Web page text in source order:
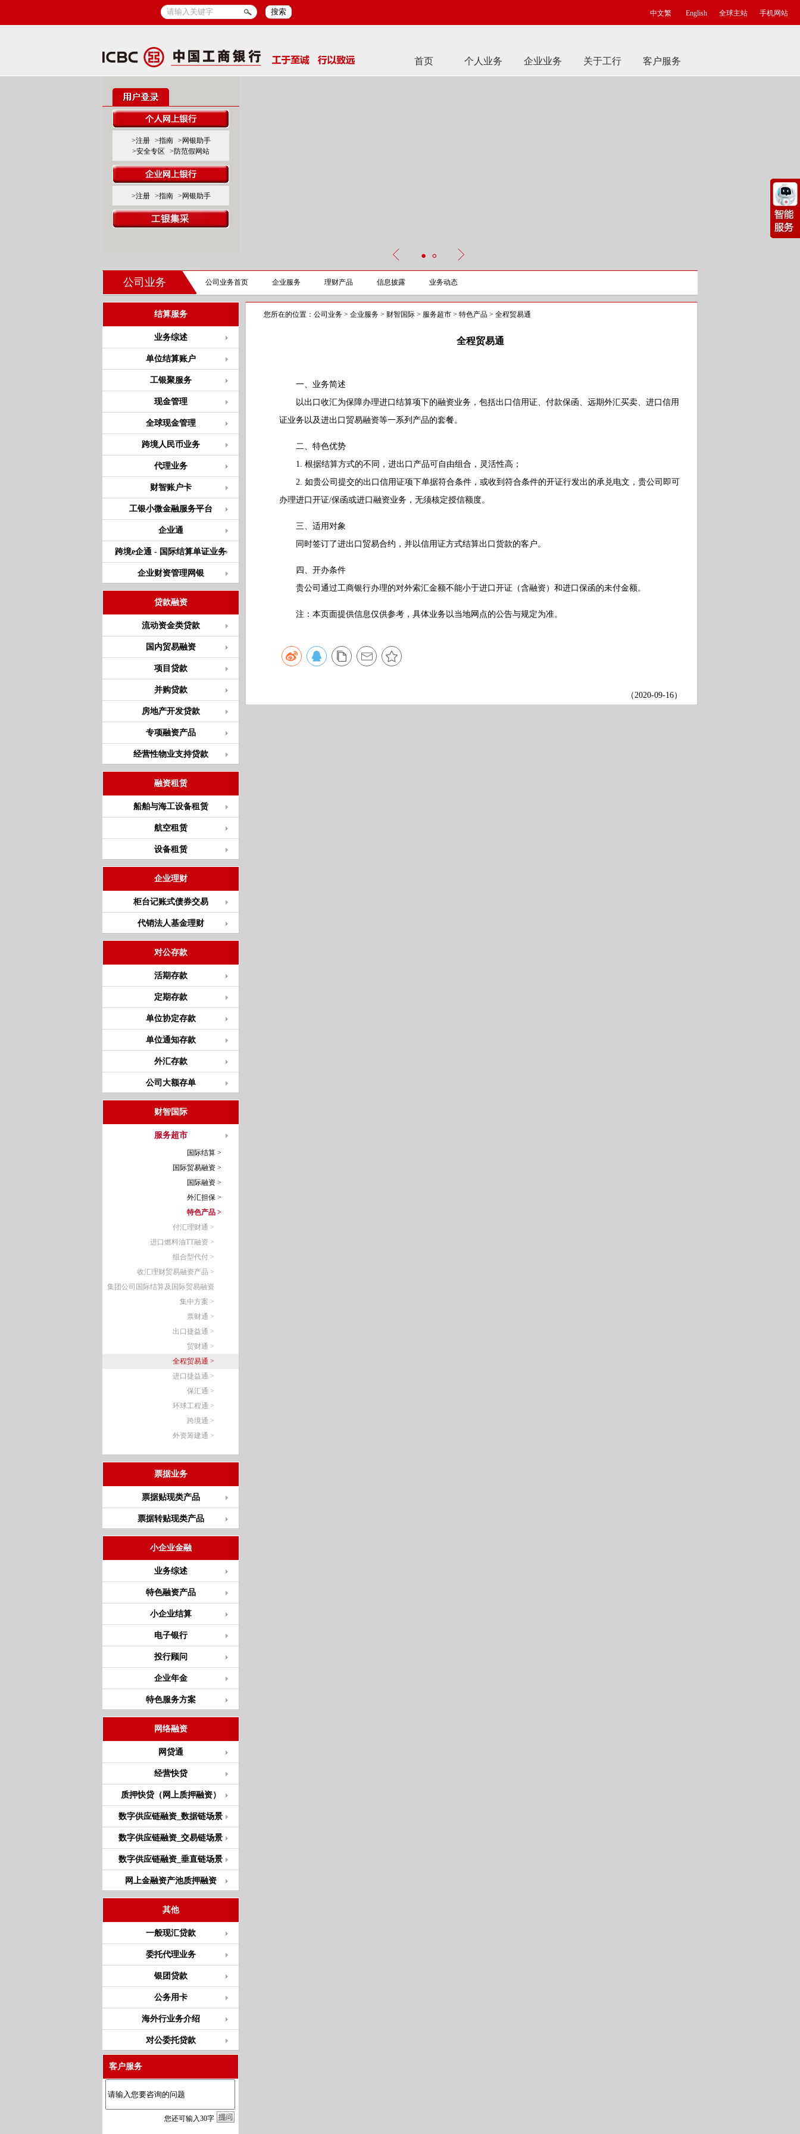
搜索 中文繁 English 全球主站 手机网站
首页 个人业务 企业业务 关于工行 客户服务
>注册 >指南
>网银助手
>安全专区
>防范假网站
>注册 >指南 >网银助手
公司业务 公司业务首页 企业服务 理财产品 信息披露 业务动态
结算服务
业务综述
单位结算账户
工银聚服务
现金管理
全球现金管理
跨境人民币业务
代理业务
财智账户卡
工银小微金融服务平台
企业通
跨境e企通 - 国际结算单证业务
企业财资管理网银
贷款融资
流动资金类贷款
国内贸易融资
项目贷款
并购贷款
房地产开发贷款
专项融资产品
经营性物业支持贷款
融资租赁
船舶与海工设备租赁
航空租赁
设备租赁
企业理财
柜台记账式债券交易
代销法人基金理财
对公存款
活期存款
定期存款
单位协定存款
单位通知存款
外汇存款
公司大额存单
财智国际
服务超市
国际结算 >
国际贸易融资 >
国际融资 >
外汇担保 >
特色产品 >
付汇理财通 >
进口燃料油TT融资 >
组合型代付 >
收汇理财贸易融资产品 >
集团公司国际结算及国际贸易融资
集中方案 >
票财通 >
出口捷益通 >
贸财通 >
全程贸易通 >
进口捷益通 >
保汇通 >
环球工程通 >
跨境通 >
外资筹建通 >
票据业务
票据贴现类产品
票据转贴现类产品
小企业金融
业务综述
特色融资产品
小企业结算
电子银行
投行顾问
企业年金
特色服务方案
网络融资
网贷通
经营快贷
质押快贷（网上质押融资）
数字供应链融资_数据链场景
数字供应链融资_交易链场景
数字供应链融资_垂直链场景
网上金融资产池质押融资
其他
一般现汇贷款
委托代理业务
银团贷款
公务用卡
海外行业务介绍
对公委托贷款
客户服务
您还可输入30字
您所在的位置： 公司业务 > 企业服务 > 财智国际 > 服务超市 > 特色产品 > 全程贸易通
全程贸易通
一、业务简述
以出口收汇为保障办理进口结算项下的融资业务，包括出口信用证、付款保函、远期外汇买卖、进口信用
证业务以及进出口贸易融资等一系列产品的套餐。
二、特色优势
1. 根据结算方式的不同，进出口产品可自由组合，灵活性高；
2. 如贵公司提交的出口信用证项下单据符合条件，或收到符合条件的开证行发出的承兑电文，贵公司即可
办理进口开证/保函或进口融资业务，无须核定授信额度。
三、适用对象
同时签订了进出口贸易合约，并以信用证方式结算出口货款的客户。
四、开办条件
贵公司通过工商银行办理的对外索汇金额不能小于进口开证（含融资）和进口保函的未付金额。
注：本页面提供信息仅供参考，具体业务以当地网点的公告与规定为准。
（2020-09-16）